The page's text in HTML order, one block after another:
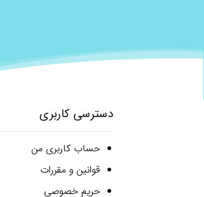
دسترسی کاربری
حساب کاربری من
قوانین و مقررات
حریم خصوصی